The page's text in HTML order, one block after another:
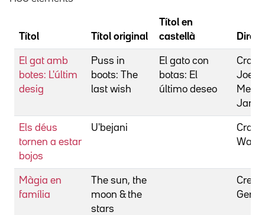
Títol Títol original
Títol en
castellà
El gat amb
botes: L'últim
desig
Puss in
boots: The
last wish
El gato con
botas: El
último deseo
Joel
Els déus
tornen a estar
bojos
U'bejani
Màgia en
família
The sun, the
moon & the
stars
Creed,